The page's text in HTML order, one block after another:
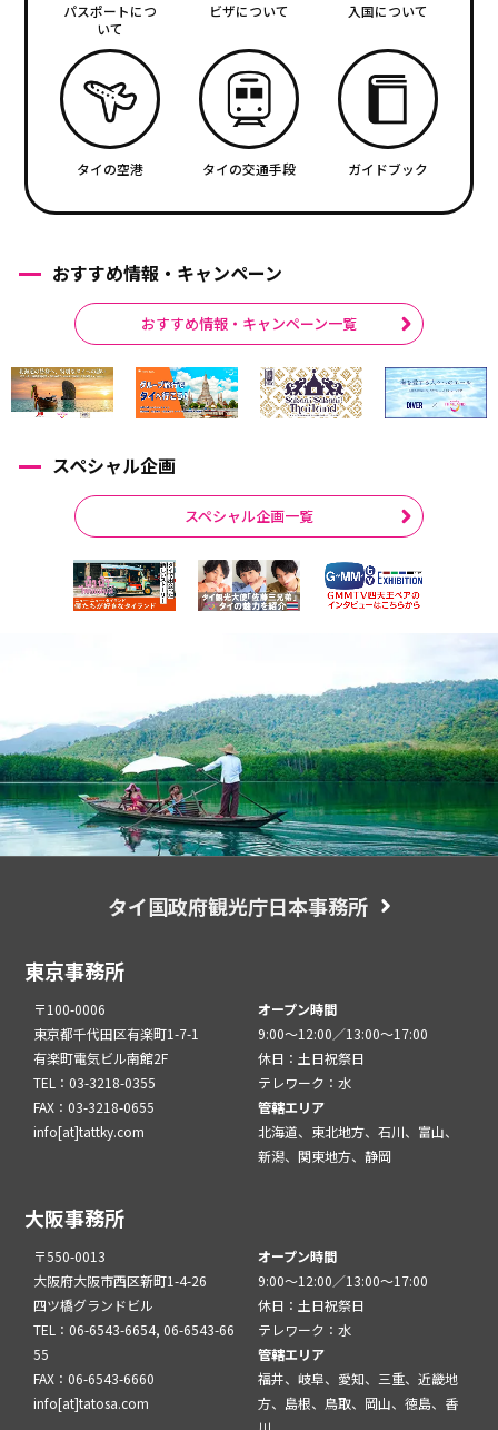
パスポートにつ
いて
ビザについて 入国について
タイの空港 タイの交通手段 ガイドブック
おすすめ情報・キャンペーン
おすすめ情報・キャンペーン一覧
スペシャル企画
スペシャル企画一覧
タイ国政府観光庁日本事務所
東京事務所
〒100-0006
東京都千代田区有楽町1-7-1
有楽町電気ビル南館2F
TEL：03-3218-0355
FAX：03-3218-0655
info[at]tattky.com
オープン時間
9:00～12:00／13:00～17:00
休日：土日祝祭日
テレワーク：水
管轄エリア
北海道、東北地方、石川、富山、
新潟、関東地方、静岡
大阪事務所
〒550-0013
大阪府大阪市西区新町1-4-26
四ツ橋グランドビル
TEL：06-6543-6654, 06-6543-66
55
FAX：06-6543-6660
info[at]tatosa.com
オープン時間
9:00～12:00／13:00～17:00
休日：土日祝祭日
テレワーク：水
管轄エリア
福井、岐阜、愛知、三重、近畿地
方、島根、鳥取、岡山、徳島、香